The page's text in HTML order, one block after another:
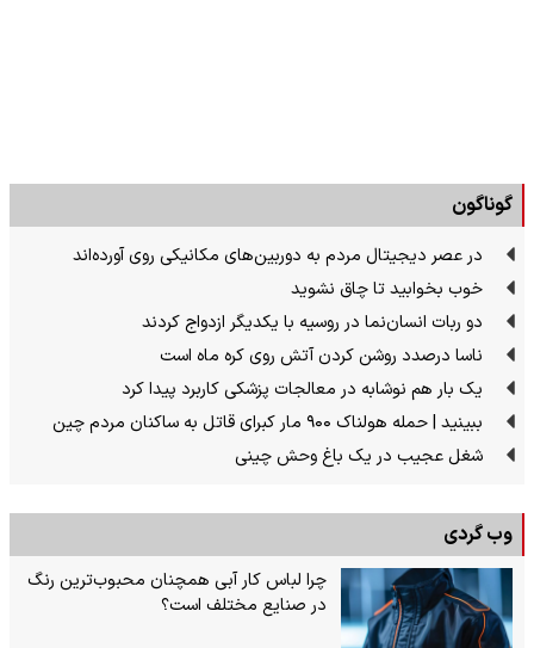
گوناگون
در عصر دیجیتال مردم به دوربین‌های مکانیکی روی آورده‌اند
خوب بخوابید تا چاق نشوید
دو ربات انسان‌نما در روسیه با یکدیگر ازدواج کردند
ناسا درصدد روشن کردن آتش روی کره ماه است
یک بار هم نوشابه در معالجات پزشکی کاربرد پیدا کرد
ببینید | حمله هولناک ۹۰۰ مار کبرای قاتل به ساکنان مردم چین
شغل عجیب در یک باغ وحش چینی
وب گردی
چرا لباس کار آبی همچنان محبوب‌ترین رنگ
در صنایع مختلف است؟